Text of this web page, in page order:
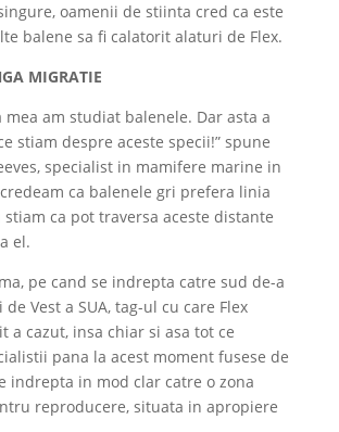
oamenii de stiinta cred ca este
balene sa fi calatorit alaturi de Flex.
MIGRATIE
mea am studiat balenele. Dar asta a
stiam despre aceste specii!” spune
specialist in mamifere marine in
credeam ca balenele gri prefera linia
stiam ca pot traversa aceste distante
el.
pe cand se indrepta catre sud de-a
Vest a SUA, tag-ul cu care Flex
a cazut, insa chiar si asa tot ce
pana la acest moment fusese de
indrepta in mod clar catre o zona
reproducere, situata in apropiere